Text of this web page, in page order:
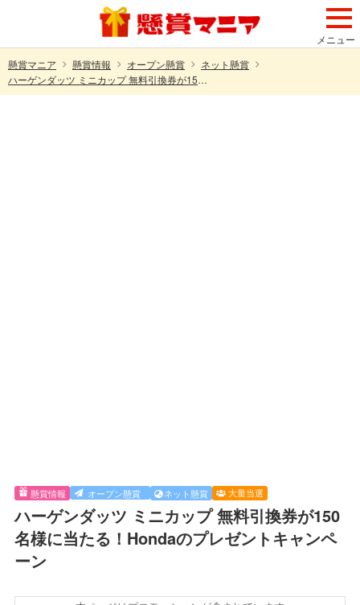
メニュー
懸賞マニア
懸賞情報 オープン懸賞
ネット懸賞
ハーゲンダッツ ミニカップ 無料引換券が150名様に当たる！Hondaのプレゼントキャンペーン
懸賞情報 オープン懸賞 ネット懸賞 大量当選
ハーゲンダッツ ミニカップ 無料引換券が150
名様に当たる！Hondaのプレゼントキャンペ
ーン